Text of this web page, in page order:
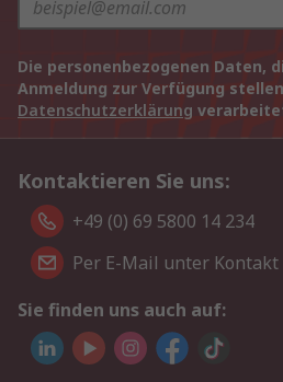
Die personenbezogenen Daten,
Anmeldung zur Verfügung
Datenschutzerklärung
Kontaktieren Sie uns:
+49 (0) 69 5800 14 234
Per E-Mail unter Kontakt
Sie finden uns auch auf: